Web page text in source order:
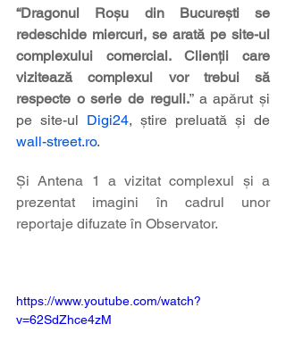
“Dragonul Roșu din București se
redeschide miercuri, se arată pe site-ul
complexului comercial. Clienții care
vizitează complexul vor trebui să
respecte o serie de reguli.” a apărut și
pe site-ul Digi24
wall-street.ro.
Și Antena 1 a vizitat complexul și a
prezentat imagini în cadrul unor
reportaje difuzate în Observator.
https://www.youtube.com/watch?
v=62SdZhce4zM